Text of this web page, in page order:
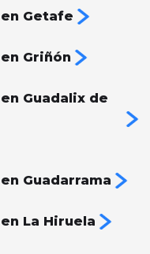
Getafe
Griñón
Guadalix de
Guadarrama
La Hiruela